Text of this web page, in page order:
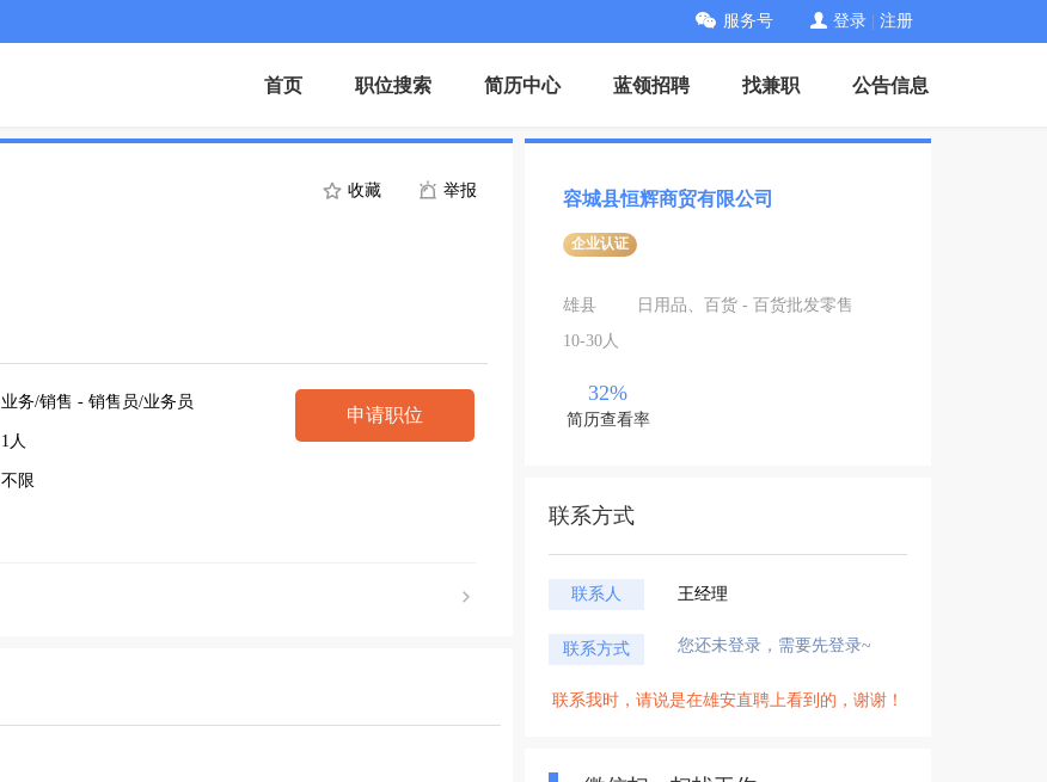
服务号 登录 注册
首页 职位搜索 简历中心 蓝领招聘 找兼职 公告信息
收藏 举报
业务/销售 - 销售员/业务员
1人
不限
申请职位
容城县恒辉商贸有限公司
企业认证
雄县
日用品、百货 - 百货批发零售
10-30人
32%
简历查看率
联系方式
联系人 王经理
联系方式 您还未登录，需要先登录~
联系我时，请说是在雄安直聘上看到的，谢谢！